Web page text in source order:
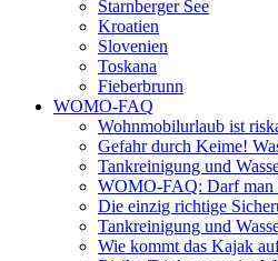
Starnberger See
Kroatien
Slovenien
Toskana
Fieberbrunn
WOMO-FAQ
Wohnmobilurlaub ist
Gefahr durch Keime!
Tankreinigung und
WOMO-FAQ: Darf man
Die einzig richtige
Tankreinigung und
Wie kommt das Kajak